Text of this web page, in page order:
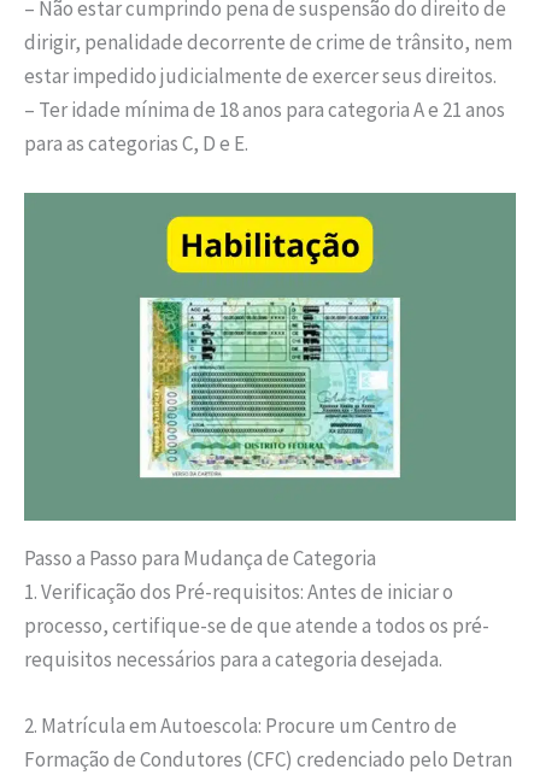
– Não estar cumprindo pena de suspensão do direito de
dirigir, penalidade decorrente de crime de trânsito, nem
estar impedido judicialmente de exercer seus direitos.
– Ter idade mínima de 18 anos para categoria A e 21 anos
para as categorias C, D e E.
Passo a Passo para Mudança de Categoria
1. Verificação dos Pré-requisitos: Antes de iniciar o
processo, certifique-se de que atende a todos os pré-
requisitos necessários para a categoria desejada.
2. Matrícula em Autoescola: Procure um Centro de
Formação de Condutores (CFC) credenciado pelo Detran